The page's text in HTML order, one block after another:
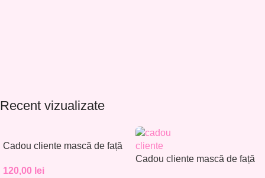
Recent vizualizate
Cadou cliente mască de față
120,00 lei
Cadou cliente mască de față